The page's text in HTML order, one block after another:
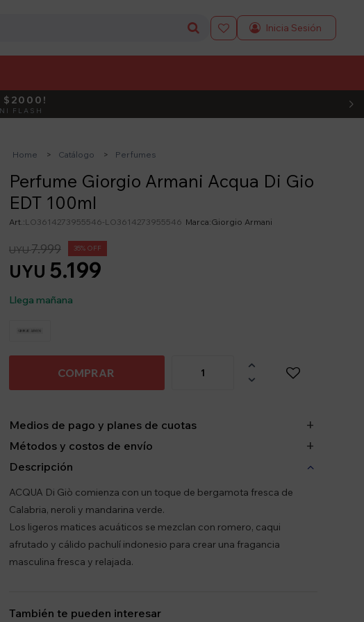

ACTIVÁ EL CÓDIGO
$2000!
FLASH
Home Catálogo Perfumes
Perfume Giorgio Armani Acqua Di Gio
EDT 100ml
LO3614273955546-LO3614273955546 Giorgio Armani
UYU 5.199
UYU7.999 35
Llega mañana
COMPRAR


Medios de pago y planes de cuotas
Métodos y costos de envío
Descripción
ACQUA Di Giò comienza con un toque de bergamota fresca de
Calabria, neroli y mandarina verde.
Los ligeros matices acuáticos se mezclan con romero, caqui
afrutado y cálido pachulí indonesio para crear una fragancia
masculina fresca y relajada.
También te pueden interesar